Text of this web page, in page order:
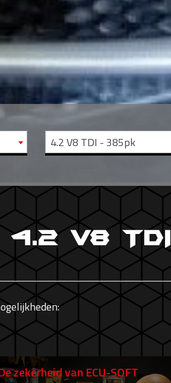
4.2 V8 TDI - 385pk
4.2 V8 TDI
zekerheid van ECU-SOFT